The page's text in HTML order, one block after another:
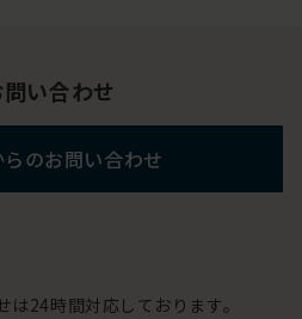
問い合わせ
のお問い合わせ
24時間対応しております。